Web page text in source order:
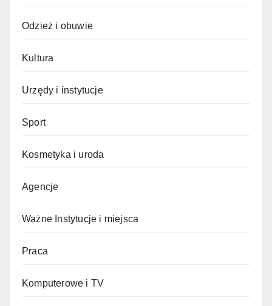
Odzież i obuwie
Kultura
Urzędy i instytucje
Sport
Kosmetyka i uroda
Agencje
Ważne Instytucje i miejsca
Praca
Komputerowe i TV